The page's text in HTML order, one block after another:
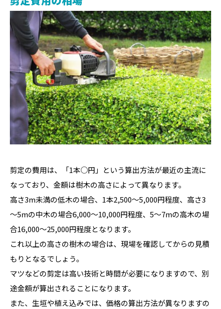
剪定の費用は、「1本○円」という算出方法が最近の主流に
なっており、金額は樹木の高さによって異なります。
高さ3m未満の低木の場合、1本2,500～5,000円程度、高さ3
～5mの中木の場合6,000～10,000円程度、5～7mの高木の場
合16,000～25,000円程度となります。
これ以上の高さの樹木の場合は、現場を確認してからの見積
もりとなるでしょう。
マツなどの剪定は高い技術と時間が必要になりますので、別
途金額が算出されることになります。
また、生垣や植え込みでは、価格の算出方法が異なりますの